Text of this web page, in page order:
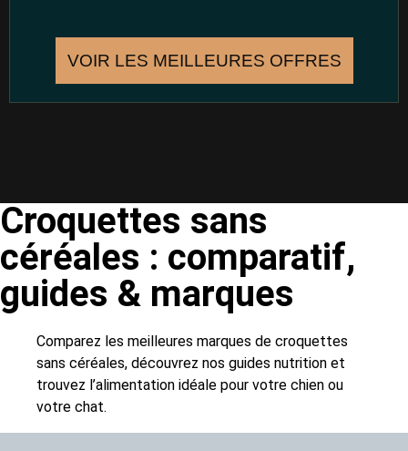
VOIR LES MEILLEURES OFFRES
Croquettes sans
céréales : comparatif,
guides & marques
Comparez les meilleures marques de croquettes
sans céréales, découvrez nos guides nutrition et
trouvez l’alimentation idéale pour votre chien ou
votre chat.